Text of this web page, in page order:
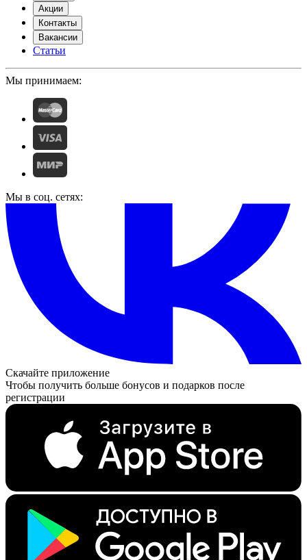
Акции
Контакты
Вакансии
Статьи
Мы принимаем:
Мы в соц. сетях:
Скачайте приложение
Чтобы получить больше бонусов и подарков после
регистрации